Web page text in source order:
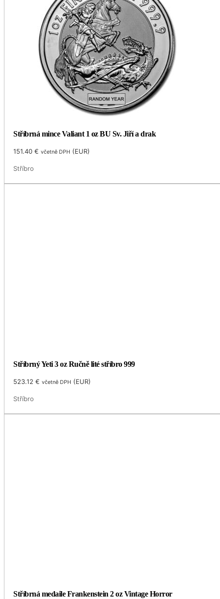
Stříbrná mince Valiant 1 oz BU Sv. Jiří a drak
151.40€ včetně DPH (EUR)
Stříbro
Stříbrný Yeti 3 oz Ručně lité stříbro 999
523.12€ včetně DPH (EUR)
Stříbro
Stříbrná medaile Frankenstein 2 oz Vintage Horror